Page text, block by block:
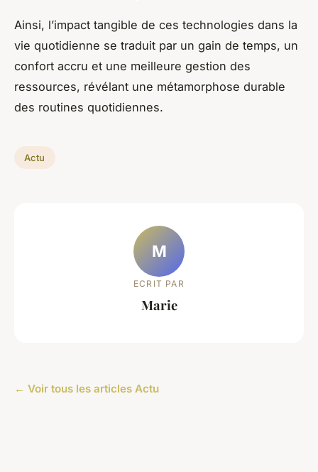
Ainsi, l’impact tangible de ces technologies dans la
vie quotidienne se traduit par un gain de temps, un
confort accru et une meilleure gestion des
ressources, révélant une métamorphose durable
des routines quotidiennes.
Actu
M
ECRIT PAR
Marie
← Voir tous les articles Actu